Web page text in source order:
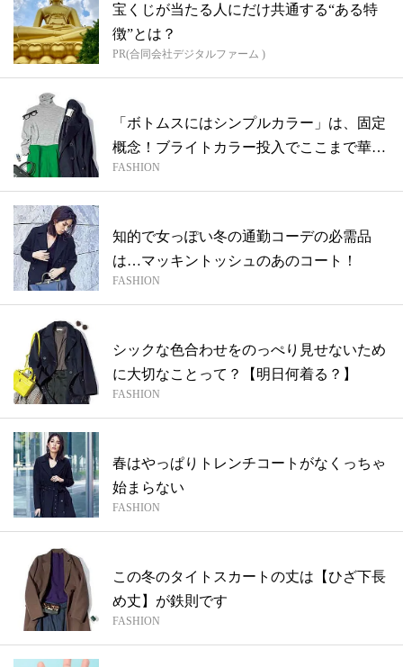
宝くじが当たる人にだけ共通する“ある特
徴”とは？
PR(合同会社デジタルファーム )
「ボトムスにはシンプルカラー」は、固定
概念！ブライトカラー投入でここまで華や
かに...
FASHION
知的で女っぽい冬の通勤コーデの必需品
は…マッキントッシュのあのコート！
FASHION
シックな色合わせをのっぺり見せないため
に大切なことって？【明日何着る？】
FASHION
春はやっぱりトレンチコートがなくっちゃ
始まらない
FASHION
この冬のタイトスカートの丈は【ひざ下長
め丈】が鉄則です
FASHION